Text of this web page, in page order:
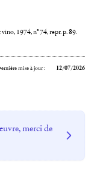
1974, n° 74, repr. p. 89.
mise à jour : 12/07/2026
merci de